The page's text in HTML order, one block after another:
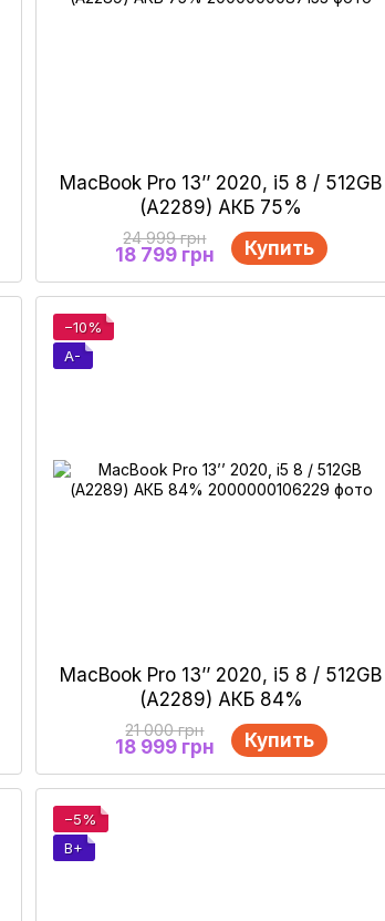
MacBook Pro 13’’ 2020, i5 8 / 512GB
(А2289) АКБ 75%
24 999 грн
18 799 грн Купить
−10%
A-
MacBook Pro 13’’ 2020, i5 8 / 512GB
(А2289) АКБ 84%
21 000 грн
18 999 грн Купить
−5%
B+